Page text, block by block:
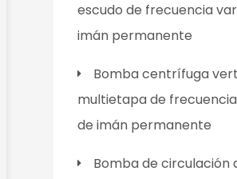
escudo de frecuencia
imán permanente
Bomba centrífuga
multietapa de
de imán permanente
Bomba de circulación